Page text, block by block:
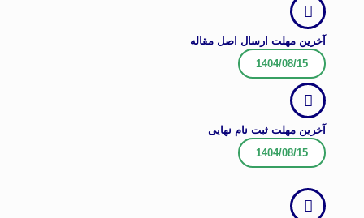
آخرین مهلت ارسال اصل مقاله
1404/08/15
آخرین مهلت ثبت نام نهایی
1404/08/15